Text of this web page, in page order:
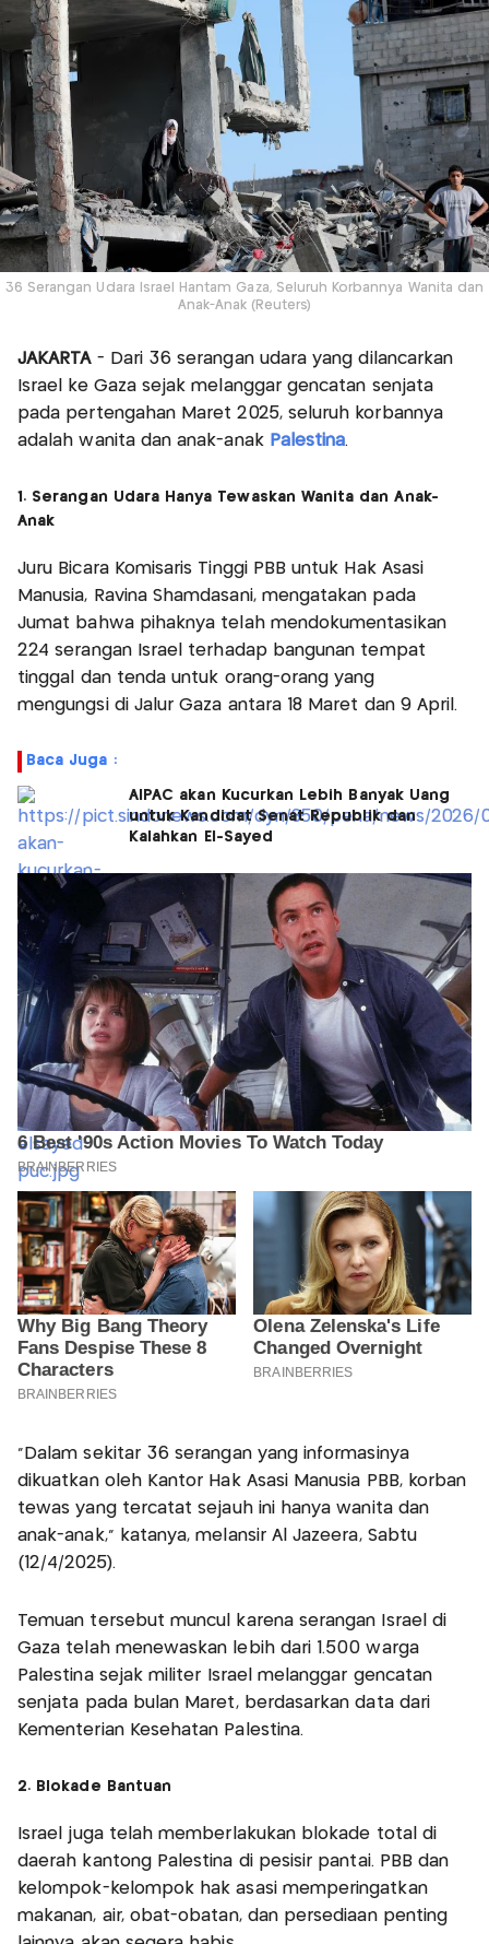
36 Serangan Udara Israel Hantam Gaza, Seluruh Korbannya Wanita dan
Anak-Anak (Reuters)
JAKARTA- Dari 36 serangan udara yang dilancarkan
Israel ke Gaza sejak melanggar gencatan senjata
pada pertengahan Maret 2025, seluruh korbannya
adalah wanita dan anak-anak Palestina.
1. Serangan Udara Hanya Tewaskan Wanita dan Anak-
Anak
Juru Bicara Komisaris Tinggi PBB untuk Hak Asasi
Manusia, Ravina Shamdasani, mengatakan pada
Jumat bahwa pihaknya telah mendokumentasikan
224 serangan Israel terhadap bangunan tempat
tinggal dan tenda untuk orang-orang yang
mengungsi di Jalur Gaza antara 18 Maret dan 9 April.
Baca Juga :
AIPAC akan Kucurkan Lebih Banyak Uang
untuk Kandidat Senat Republik dan
Kalahkan El-Sayed
"Dalam sekitar 36 serangan yang informasinya
dikuatkan oleh Kantor Hak Asasi Manusia PBB, korban
tewas yang tercatat sejauh ini hanya wanita dan
anak-anak," katanya, melansir Al Jazeera, Sabtu
(12/4/2025).
Temuan tersebut muncul karena serangan Israel di
Gaza telah menewaskan lebih dari 1.500 warga
Palestina sejak militer Israel melanggar gencatan
senjata pada bulan Maret, berdasarkan data dari
Kementerian Kesehatan Palestina.
2. Blokade Bantuan
Israel juga telah memberlakukan blokade total di
daerah kantong Palestina di pesisir pantai. PBB dan
kelompok-kelompok hak asasi memperingatkan
makanan, air, obat-obatan, dan persediaan penting